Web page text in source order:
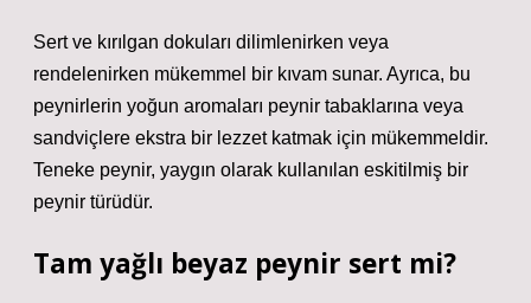
Sert ve kırılgan dokuları dilimlenirken veya
rendelenirken mükemmel bir kıvam sunar. Ayrıca, bu
peynirlerin yoğun aromaları peynir tabaklarına veya
sandviçlere ekstra bir lezzet katmak için mükemmeldir.
Teneke peynir, yaygın olarak kullanılan eskitilmiş bir
peynir türüdür.
Tam yağlı beyaz peynir sert mi?